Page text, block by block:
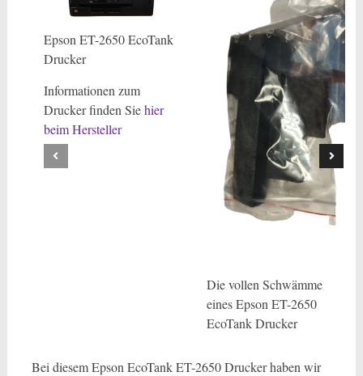
Epson ET-2650 EcoTank
Drucker
Informationen zum
Drucker finden Siehier
beim Hersteller
Die vollen Schwämme
eines Epson ET-2650
EcoTank Drucker
Bei diesem Epson EcoTank ET-2650 Drucker haben wir